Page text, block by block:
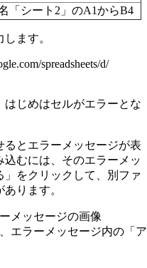
「シート2」のA1からB4
ます。
spreadsheets/d/
はじめはセルがエラーとな
とエラーメッセージが表
むには、そのエラーメッ
をクリックして、別ファ
ります。
エラーメッセージ内の「